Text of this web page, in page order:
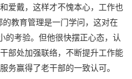
爱戴，这样才不愧本心，工作也
教育管理是一门学问，这对在
的考验。但他很快摆正心态，认
部处加强联络，不断提升工作能
务赢得了老干部的一致认可。